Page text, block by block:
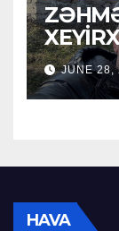
HACI
JUNE 28,
HAVA